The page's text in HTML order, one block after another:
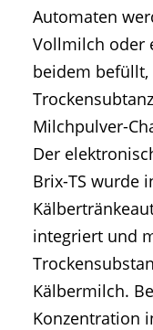
Automaten
Vollmilch oder
beidem
Milchpulver-
Der
Brix-TS wurde
integriert und
Kälbermilch.
Konzentration